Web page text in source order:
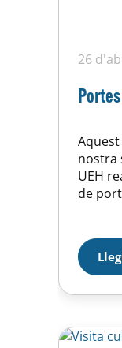
26
Aquest
nostra
UEH
de
2013 i
els
Per